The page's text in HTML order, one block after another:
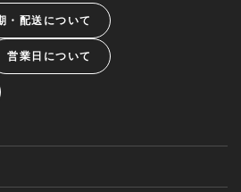
・配送について
営業日について